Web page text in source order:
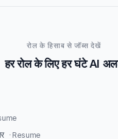
रोल के हिसाब से जॉब्स देखें
हर रोल के लिए हर घंटे AI
· Resume